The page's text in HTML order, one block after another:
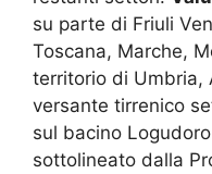
su parte di Friuli
Toscana, Marche,
territorio di Umbria,
versante tirrenico
sul bacino
sottolineato dalla